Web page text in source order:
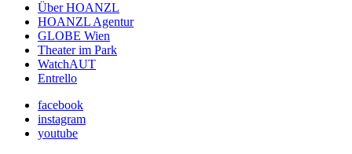
Über HOANZL
HOANZL Agentur
GLOBE Wien
Theater im Park
WatchAUT
Entrello
facebook
instagram
youtube